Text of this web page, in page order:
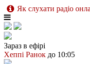
Як слухати радіо
Зараз в ефірі
Хеппі Ранок до 10:05